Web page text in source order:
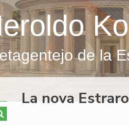
de la
La nova